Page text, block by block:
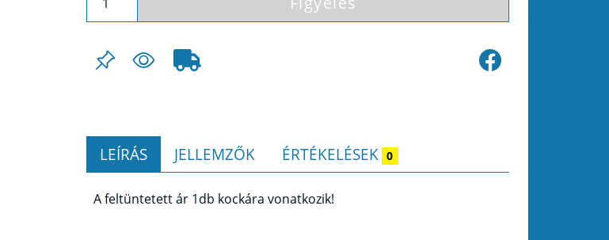
LEÍRÁS JELLEMZŐK ÉRTÉKELÉSEK 0
A feltüntetett ár 1db kockára vonatkozik!